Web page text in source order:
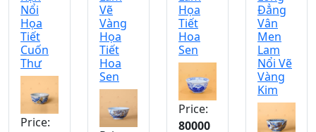
Nổi
Họa
Tiết
Cuốn
Thư
Price:
Vẽ
Vàng
Họa
Tiết
Hoa
Sen
Họa
Tiết
Hoa
Sen
Price:
80000
Đẳng
Vân
Men
Lam
Nổi Vẽ
Vàng
Kim